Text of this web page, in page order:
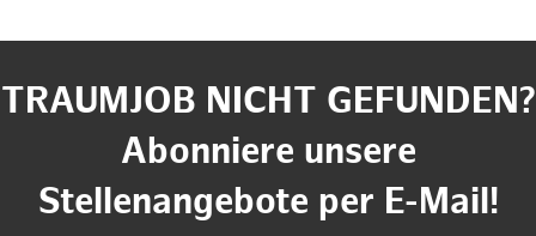
TRAUMJOB NICHT GEFUNDEN?
Abonniere unsere
Stellenangebote per E-Mail!